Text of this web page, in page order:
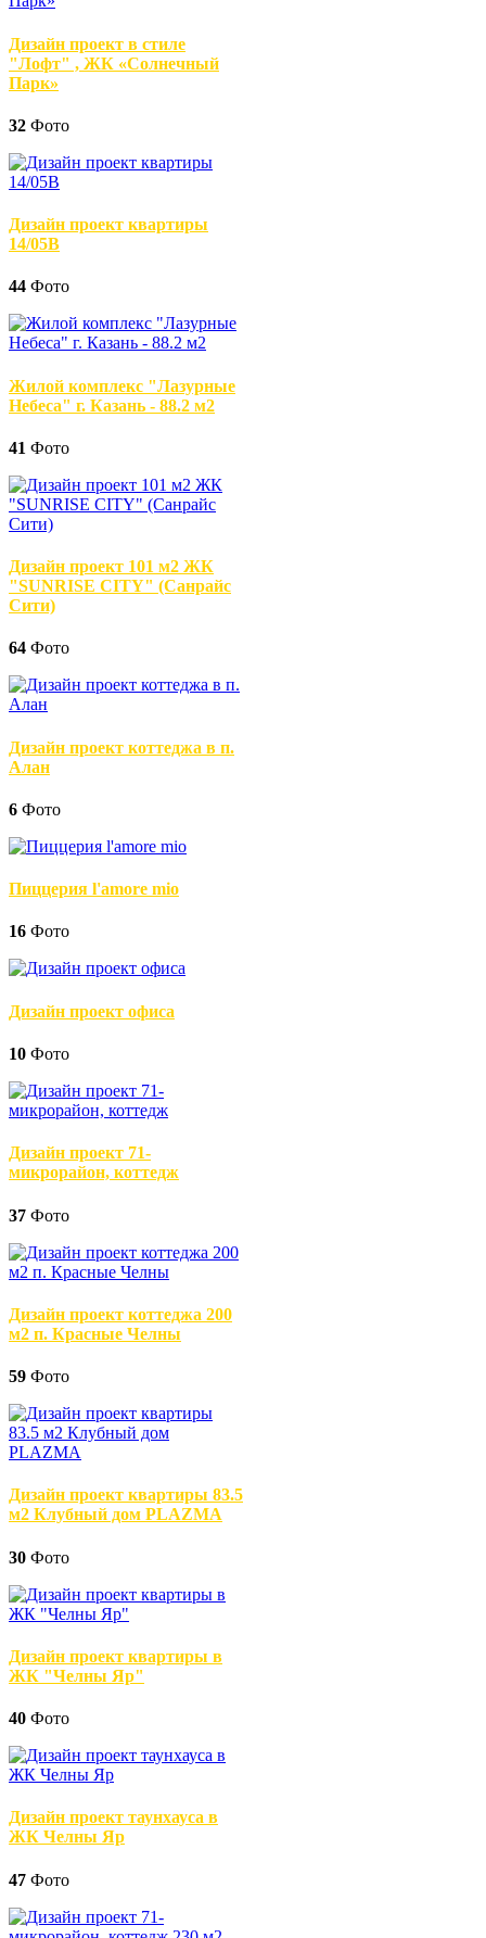
Дизайн проект в стиле
"Лофт" , ЖК «Солнечный
Парк»
32 Фото
Дизайн проект квартиры
14/05В
44 Фото
Жилой комплекс "Лазурные
Небеса" г. Казань - 88.2 м2
41 Фото
Дизайн проект 101 м2 ЖК
"SUNRISE CITY" (Санрайс
Сити)
64 Фото
Дизайн проект коттеджа в п.
Алан
6 Фото
Пиццерия l'amore mio
16 Фото
Дизайн проект офиса
10 Фото
Дизайн проект 71-
микрорайон, коттедж
37 Фото
Дизайн проект коттеджа 200
м2 п. Красные Челны
59 Фото
Дизайн проект квартиры 83.5
м2 Клубный дом PLAZMA
30 Фото
Дизайн проект квартиры в
ЖК "Челны Яр"
40 Фото
Дизайн проект таунхауса в
ЖК Челны Яр
47 Фото